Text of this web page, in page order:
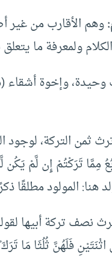
وهم الأقارب من غير
ولمعرفة ما
وإخوة أشقاء
ثمن التركة، لوجود
مِمَّا تَرَكْتُمْ إِن لَّمْ يَكُن
نصف تركة أبيها
فَلَهُنَّ ثُلُثَا مَا